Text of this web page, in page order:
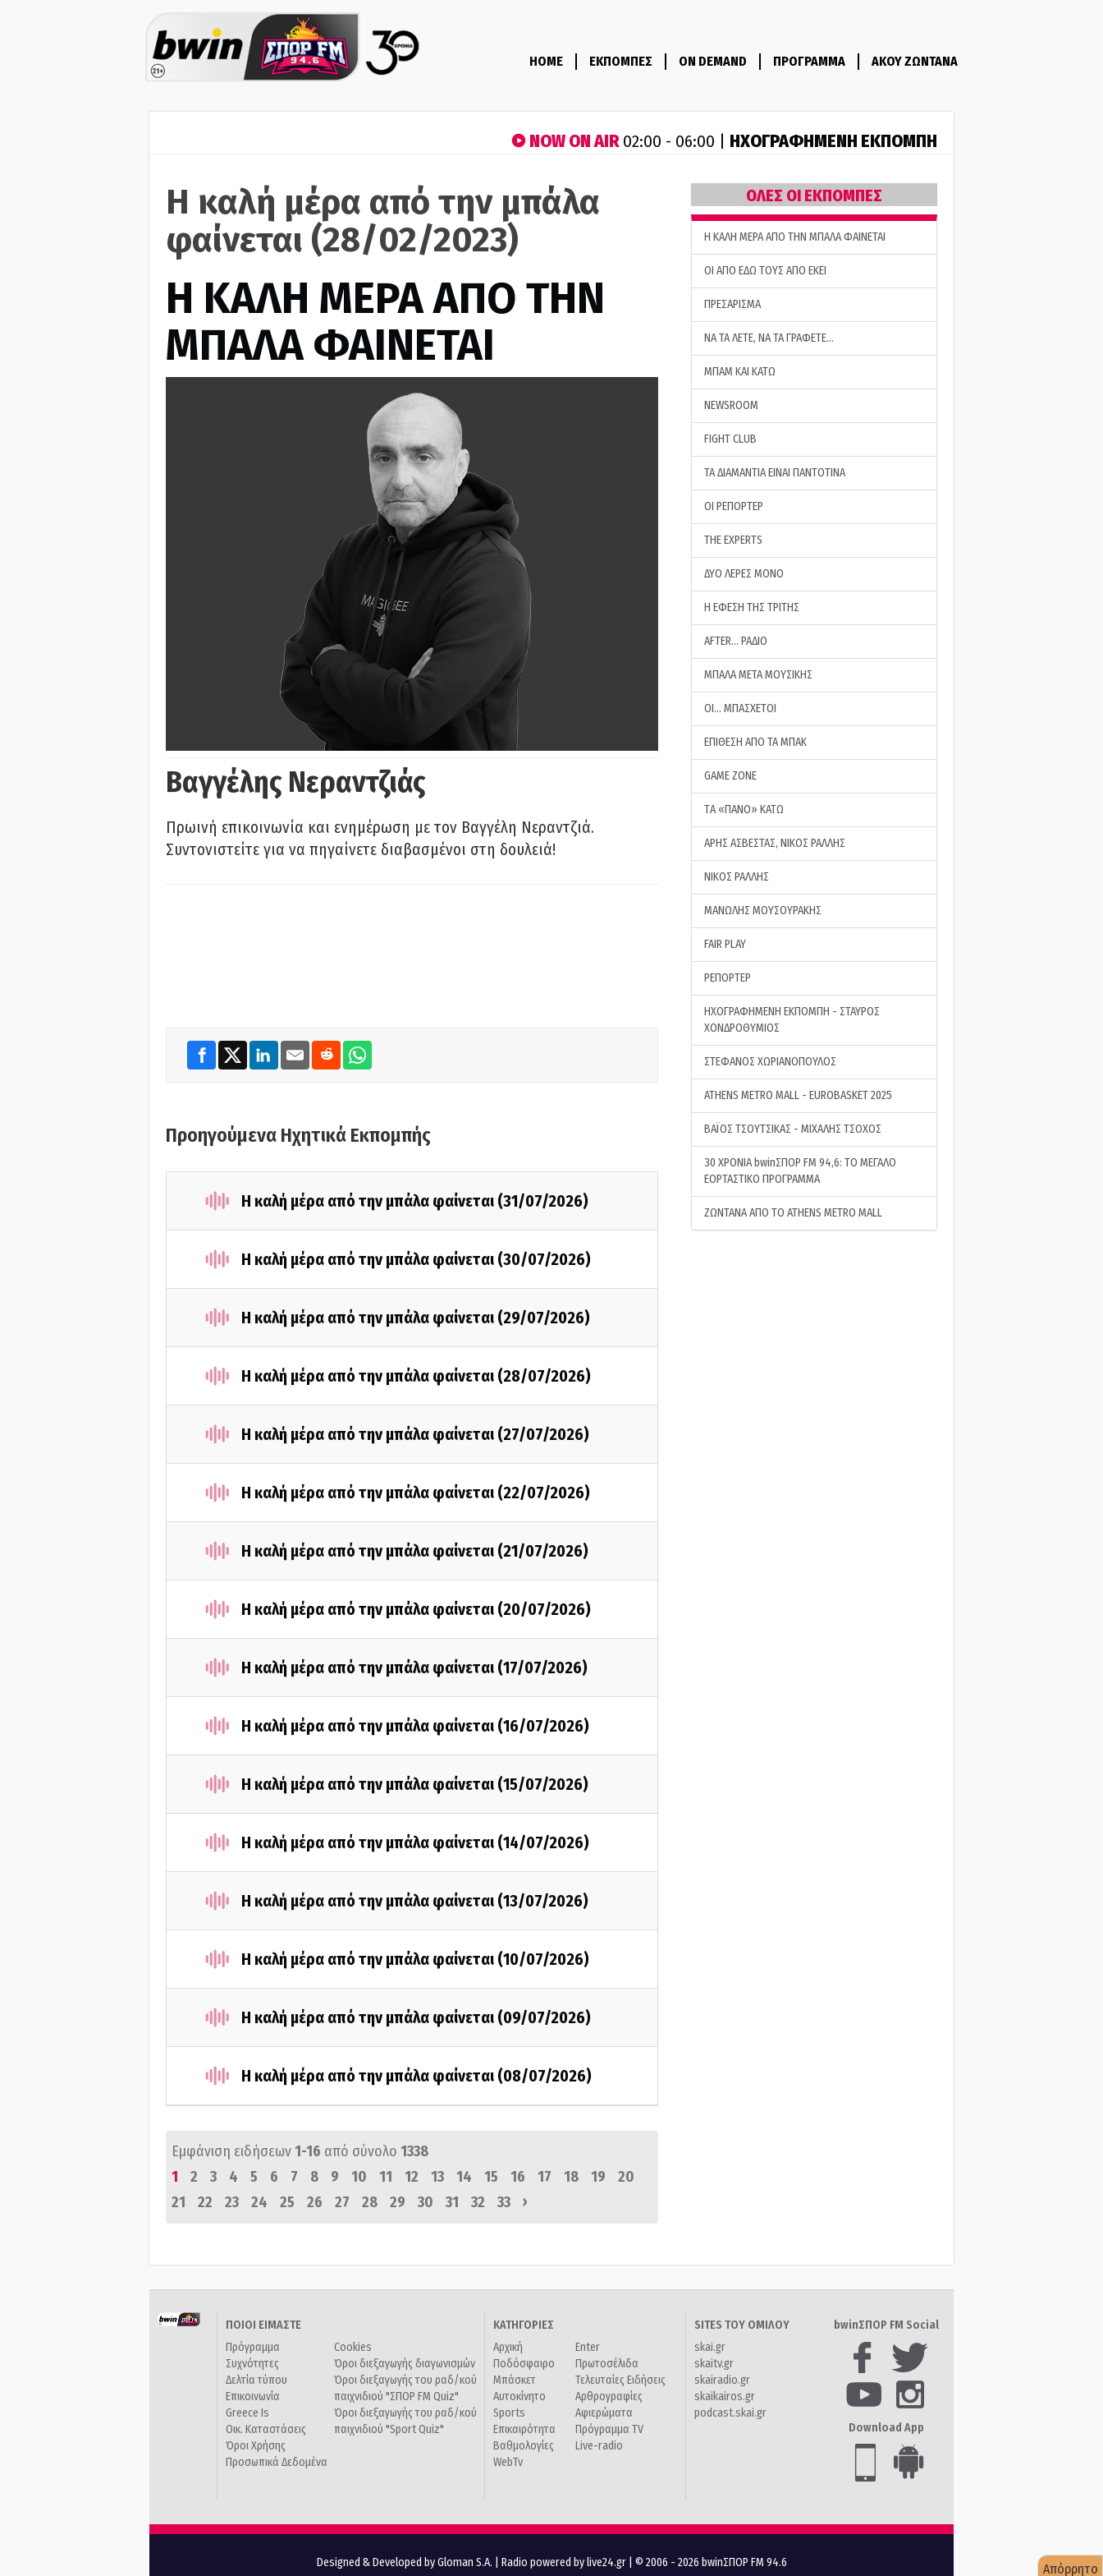
HOME ΕΚΠΟΜΠΕΣ ON DEMAND ΠΡΟΓΡΑΜΜΑ ΑΚΟΥ ΖΩΝΤΑΝΑ
NOW ON AIR02:00 - 06:00 | ΗΧΟΓΡΑΦΗΜΕΝΗ ΕΚΠΟΜΠΗ
Η καλή μέρα από την μπάλα
φαίνεται (28/02/2023)
H ΚΑΛΗ ΜΕΡΑ ΑΠΟ ΤΗΝ
ΜΠΑΛΑ ΦΑΙΝΕΤΑΙ
Βαγγέλης Νεραντζιάς
Πρωινή επικοινωνία και ενημέρωση με τον Βαγγέλη Νεραντζιά.
Συντονιστείτε για να πηγαίνετε διαβασμένοι στη δουλειά!
Προηγούμενα Ηχητικά Εκπομπής
Η καλή μέρα από την μπάλα φαίνεται (31/07/2026)
Η καλή μέρα από την μπάλα φαίνεται (30/07/2026)
Η καλή μέρα από την μπάλα φαίνεται (29/07/2026)
Η καλή μέρα από την μπάλα φαίνεται (28/07/2026)
Η καλή μέρα από την μπάλα φαίνεται (27/07/2026)
Η καλή μέρα από την μπάλα φαίνεται (22/07/2026)
Η καλή μέρα από την μπάλα φαίνεται (21/07/2026)
Η καλή μέρα από την μπάλα φαίνεται (20/07/2026)
Η καλή μέρα από την μπάλα φαίνεται (17/07/2026)
Η καλή μέρα από την μπάλα φαίνεται (16/07/2026)
Η καλή μέρα από την μπάλα φαίνεται (15/07/2026)
Η καλή μέρα από την μπάλα φαίνεται (14/07/2026)
Η καλή μέρα από την μπάλα φαίνεται (13/07/2026)
Η καλή μέρα από την μπάλα φαίνεται (10/07/2026)
Η καλή μέρα από την μπάλα φαίνεται (09/07/2026)
Η καλή μέρα από την μπάλα φαίνεται (08/07/2026)
Εμφάνιση ειδήσεων1-16 από σύνολο 1338
1
2 3 4 5 6 7 8 9 10 11 12 13 14 15 16 17 18 19
20
21
22 23 24 25 26 27 28 29 30 31 32 33 ›
ΟΛΕΣ ΟΙ ΕΚΠΟΜΠΕΣ
H ΚΑΛΗ ΜΕΡΑ ΑΠΟ ΤΗΝ ΜΠΑΛΑ ΦΑΙΝΕΤΑΙ
ΟΙ ΑΠΟ ΕΔΩ ΤΟΥΣ ΑΠΟ ΕΚΕΙ
ΠΡΕΣΑΡΙΣΜΑ
ΝΑ ΤΑ ΛΕΤΕ, ΝΑ ΤΑ ΓΡΑΦΕΤΕ…
ΜΠΑΜ ΚΑΙ ΚΑΤΩ
NEWSROOM
FIGHT CLUB
ΤΑ ΔΙΑΜΑΝΤΙΑ ΕΙΝΑΙ ΠΑΝΤΟΤΙΝΑ
ΟΙ ΡΕΠΟΡΤΕΡ
THE EXPERTS
ΔΥΟ ΛΕΡΕΣ ΜΟΝΟ
Η ΕΦΕΣΗ ΤΗΣ ΤΡΙΤΗΣ
AFTER… ΡΑΔΙΟ
ΜΠΑΛΑ ΜΕΤΑ ΜΟΥΣΙΚΗΣ
ΟΙ… ΜΠΑΣΧΕΤΟΙ
ΕΠΙΘΕΣΗ ΑΠΟ ΤΑ ΜΠΑΚ
GAME ZONE
ΤA «ΠΑΝΟ» ΚΑΤΩ
ΑΡΗΣ ΑΣΒΕΣΤΑΣ, ΝΙΚΟΣ ΡΑΛΛΗΣ
ΝΙΚΟΣ ΡΑΛΛΗΣ
ΜΑΝΩΛΗΣ ΜΟΥΣΟΥΡΑΚΗΣ
FAIR PLAY
ΡΕΠΟΡΤΕΡ
ΗΧΟΓΡΑΦΗΜΕΝΗ ΕΚΠΟΜΠΗ - ΣΤΑΥΡΟΣ
ΧΟΝΔΡΟΘΥΜΙΟΣ
ΣΤΕΦΑΝΟΣ ΧΩΡΙΑΝΟΠΟΥΛΟΣ
ATHENS METRO MALL - EUROBASKET 2025
ΒΑΪΟΣ ΤΣΟΥΤΣΙΚΑΣ - ΜΙΧΑΛΗΣ ΤΣΟΧΟΣ
30 ΧΡΟΝΙΑ bwinΣΠΟΡ FM 94,6: ΤΟ ΜΕΓΑΛΟ
ΕΟΡΤΑΣΤΙΚΟ ΠΡΟΓΡΑΜΜΑ
ΖΩΝΤΑΝΑ ΑΠΟ ΤΟ ATHENS METRO MALL
ΠΟΙΟΙ ΕΙΜΑΣΤΕ
Πρόγραμμα
Συχνότητες
Δελτία τύπου
Επικοινωνία
Greece Is
Οικ. Καταστάσεις
Όροι Χρήσης
Προσωπικά Δεδομένα
Cookies
Όροι διεξαγωγής διαγωνισμών
Όροι διεξαγωγής του ραδ/κού
παιχνιδιού "ΣΠΟΡ FM Quiz"
Όροι διεξαγωγής του ραδ/κού
παιχνιδιού "Sport Quiz"
ΚΑΤΗΓΟΡΙΕΣ
Αρχική
Ποδόσφαιρο
Μπάσκετ
Αυτοκίνητο
Sports
Επικαιρότητα
Βαθμολογίες
WebTv
Enter
Πρωτοσέλιδα
Τελευταίες Ειδήσεις
Αρθρογραφίες
Αφιερώματα
Πρόγραμμα TV
Live-radio
SITES ΤΟΥ ΟΜΙΛΟΥ
skai.gr
skaitv.gr
skairadio.gr
skaikairos.gr
podcast.skai.gr
bwinΣΠΟΡ FM Social
Download App
Designed & Developed by Gloman S.A. Radio powered by live24.gr | © 2006 - 2026 bwinΣΠΟΡ FM 94.6 Απόρρητο